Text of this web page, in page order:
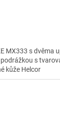
MX333 s dvěma
s
kůže Helcor